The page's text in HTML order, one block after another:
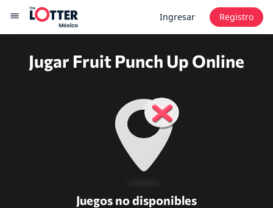
Ingresar Registro
Jugar Fruit Punch Up Online
Juegos no disponibles